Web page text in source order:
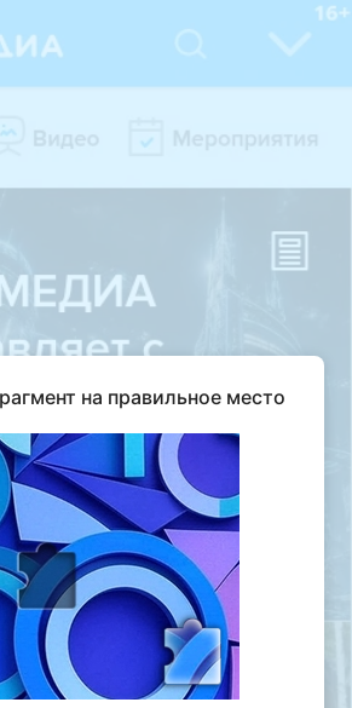
на правильное место